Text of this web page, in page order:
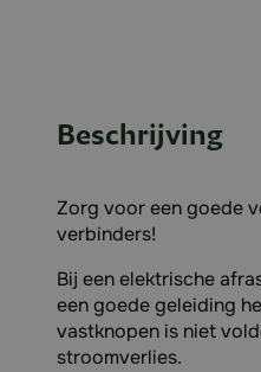
Beschrijving
Zorg voor een goede
verbinders!
Bij een elektrische
een goede geleiding
vastknopen is niet
stroomverlies.